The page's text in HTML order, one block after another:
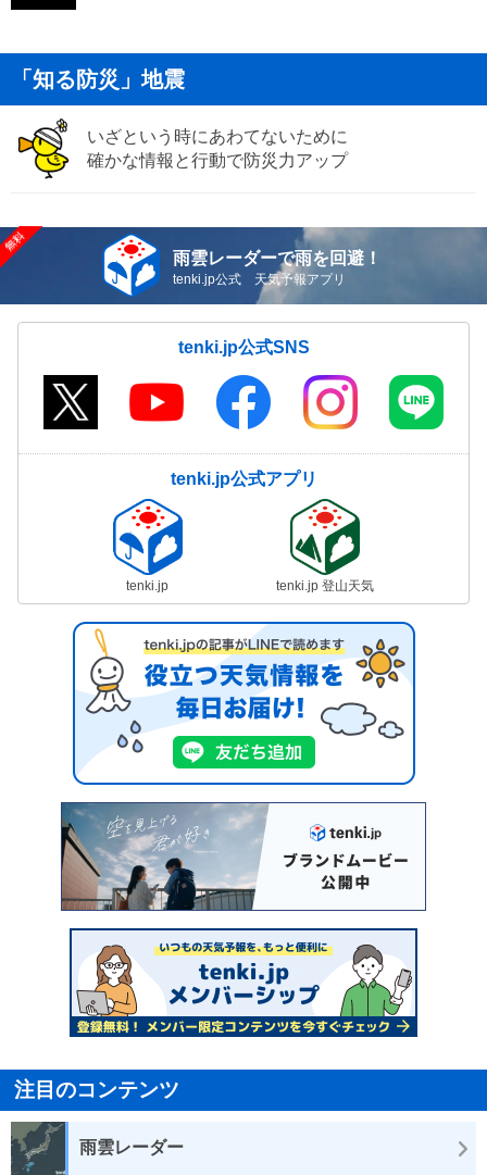
「知る防災」地震
いざという時にあわてないために
確かな情報と行動で防災力アップ
雨雲レーダーで雨を回避！
tenki.jp公式 天気予報アプリ
tenki.jp公式SNS
tenki.jp公式アプリ
tenki.jp tenki.jp 登山天気
注目のコンテンツ
雨雲レーダー